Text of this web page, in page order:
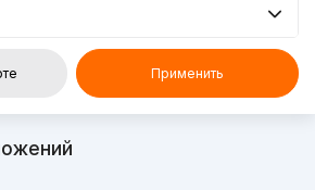
Применить